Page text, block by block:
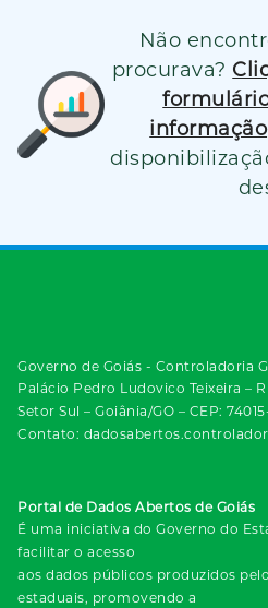
Não
procurava?
informação
Governo de Goiás - Controladoria
Palácio Pedro Ludovico Teixeira –
Setor Sul – Goiânia/GO – CEP:
Contato:
Portal de Dados Abertos de Goiás
É uma iniciativa do Governo do
facilitar o acesso
aos dados públicos produzidos
estaduais, promovendo a